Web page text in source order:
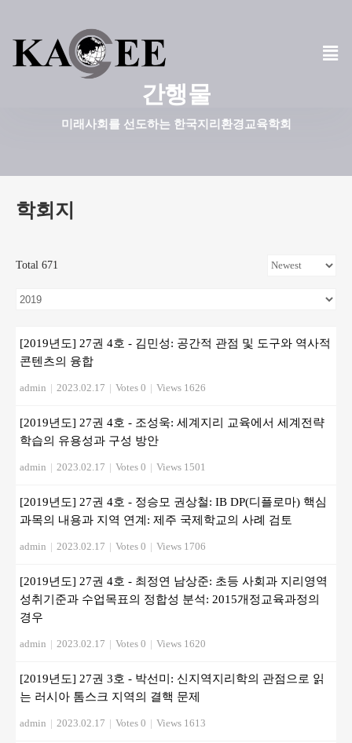
콘
텐
기
간행물
미래사회를 선도하는 한국지리환경교육학회
학회지
Total 671
[2019년도] 27권 4호 - 김민성: 공간적 관점 및 도구와 역사적
콘텐츠의 융합
admin | 2023.02.17 | Votes 0 | Views 1626
[2019년도] 27권 4호 - 조성욱: 세계지리 교육에서 세계전략
학습의 유용성과 구성 방안
admin | 2023.02.17 | Votes 0 | Views 1501
[2019년도] 27권 4호 - 정승모 권상철: IB DP(디플로마) 핵심
과목의 내용과 지역 연계: 제주 국제학교의 사례 검토
admin | 2023.02.17 | Votes 0 | Views 1706
[2019년도] 27권 4호 - 최정연 남상준: 초등 사회과 지리영역
성취기준과 수업목표의 정합성 분석: 2015개정교육과정의
경우
admin | 2023.02.17 | Votes 0 | Views 1620
[2019년도] 27권 3호 - 박선미: 신지역지리학의 관점으로 읽
는 러시아 톰스크 지역의 결핵 문제
admin | 2023.02.17 | Votes 0 | Views 1613